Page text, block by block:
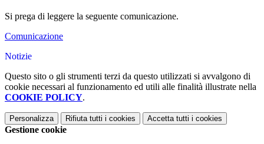
Si prega di leggere la seguente comunicazione.
Comunicazione
Notizie
Questo sito o gli strumenti terzi da questo utilizzati si avvalgono di
cookie necessari al funzionamento ed utili alle finalità illustrate nella
COOKIE POLICY.
Personalizza Rifiuta tutti i cookies Accetta tutti i cookies
Gestione cookie